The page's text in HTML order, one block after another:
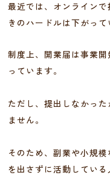
最近では、オンライン
きのハードルは下がって
制度上、開業届は事業
っています。
ただし、提出しなかっ
ません。
そのため、副業や小規
を出さずに活動している